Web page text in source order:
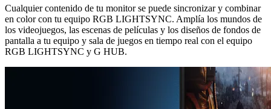
Cualquier contenido de tu monitor se puede sincronizar y combinar
en color con tu equipo RGB LIGHTSYNC. Amplía los mundos de
los videojuegos, las escenas de películas y los diseños de fondos de
pantalla a tu equipo y sala de juegos en tiempo real con el equipo
RGB LIGHTSYNC y G HUB.